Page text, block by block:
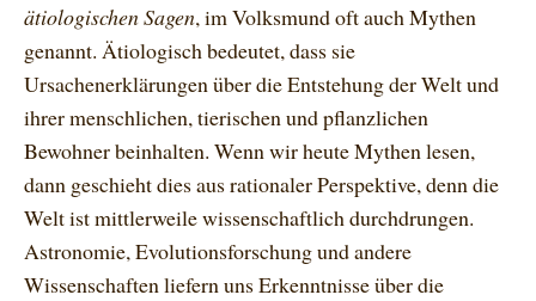
ätiologischen Sagen, im Volksmund oft auch Mythen
genannt. Ätiologisch bedeutet, dass sie
Ursachenerklärungen über die Entstehung der Welt und
ihrer menschlichen, tierischen und pflanzlichen
Bewohner beinhalten. Wenn wir heute Mythen lesen,
dann geschieht dies aus rationaler Perspektive, denn die
Welt ist mittlerweile wissenschaftlich durchdrungen.
Astronomie, Evolutionsforschung und andere
Wissenschaften liefern uns Erkenntnisse über die